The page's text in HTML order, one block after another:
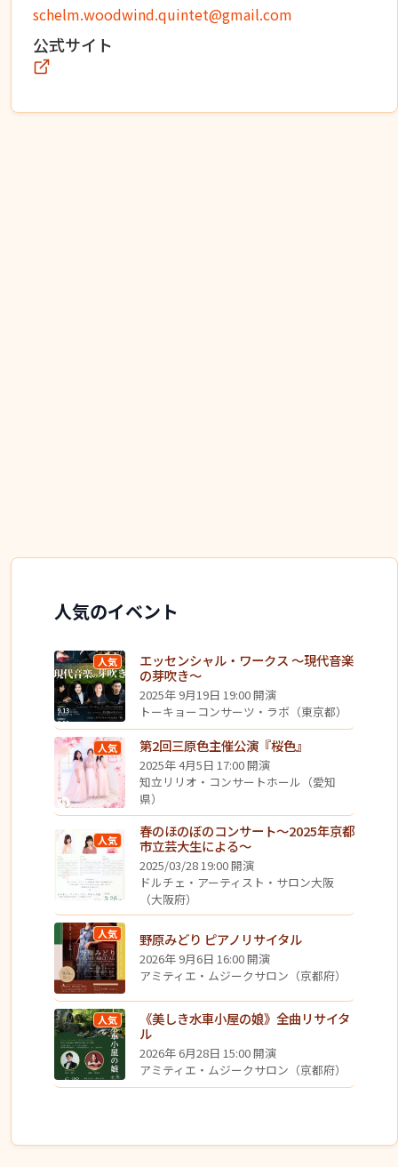
schelm.woodwind.quintet@gmail.com
公式サイト
人気のイベント
人気
エッセンシャル・ワークス ～現代音楽
の芽吹き～
2025年 9月19日 19:00 開演
トーキョーコンサーツ・ラボ（東京都）
人気 第2回三原色主催公演『桜色』
2025年 4月5日 17:00 開演
知立リリオ・コンサートホール（愛知
県）
人気
春のほのぼのコンサート〜2025年京都
市立芸大生による〜
2025/03/28 19:00 開演
ドルチェ・アーティスト・サロン大阪
（大阪府）
人気 野原みどり ピアノリサイタル
2026年 9月6日 16:00 開演
アミティエ・ムジークサロン（京都府）
人気
《美しき水車小屋の娘》全曲リサイタ
ル
2026年 6月28日 15:00 開演
アミティエ・ムジークサロン（京都府）